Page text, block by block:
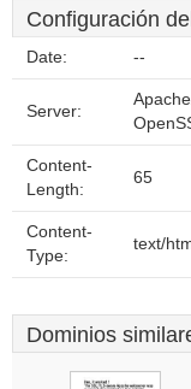
Configuración
Date: --
Server:
Content-
Length:
65
Content-
Type:
text/
Dominios